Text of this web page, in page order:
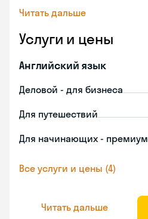
Читать дальше
Услуги и цены
Английский язык
Деловой - для бизнеса
Для путешествий
Для начинающих - премиум
Все услуги и цены (4)
Читать дальше